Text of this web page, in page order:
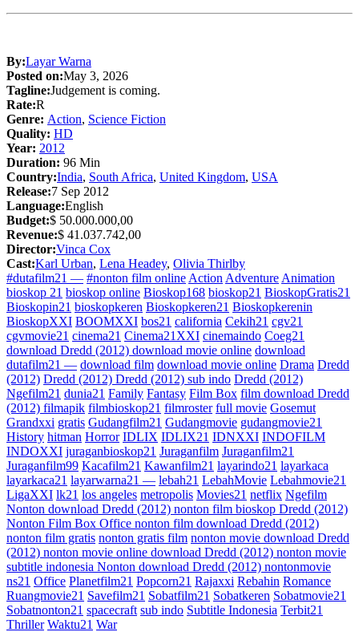
By:Layar Warna
Posted on:May 3, 2026
Tagline:Judgement is coming.
Rate:R
Genre: Action, Science Fiction
Quality: HD
Year: 2012
Duration: 96 Min
Country:India, South Africa, United Kingdom, USA
Release:7 Sep 2012
Language:English
Budget:$ 50.000.000,00
Revenue:$ 41.037.742,00
Director:Vinca Cox
Cast:Karl Urban, Lena Headey, Olivia Thirlby
#dutafilm21 — #nonton film online Action Adventure Animation
bioskop 21 bioskop online Bioskop168 bioskop21 BioskopGratis21
Bioskopin21 bioskopkeren Bioskopkeren21 Bioskopkerenin
BioskopXXI BOOMXXI bos21 california Cekih21 cgv21
cgvmovie21 cinema21 Cinema21XXI cinemaindo Coeg21
download Dredd (2012) download movie online download
dutafilm21 — download film download movie online Drama Dredd
(2012) Dredd (2012) Dredd (2012) sub indo Dredd (2012)
Ngefilm21 dunia21 Family Fantasy Film Box film download Dredd
(2012) filmapik filmbioskop21 filmroster full movie Gosemut
Grandxxi gratis Gudangfilm21 Gudangmovie gudangmovie21
History hitman Horror IDLIX IDLIX21 IDNXXI INDOFILM
INDOXXI juraganbioskop21 Juraganfilm Juraganfilm21
Juraganfilm99 Kacafilm21 Kawanfilm21 layarindo21 layarkaca
layarkaca21 layarwarna21 — lebah21 LebahMovie Lebahmovie21
LigaXXI lk21 los angeles metropolis Movies21 netflix Ngefilm
Nonton download Dredd (2012) nonton film bioskop Dredd (2012)
Nonton Film Box Office nonton film download Dredd (2012)
nonton film gratis nonton gratis film nonton movie download Dredd
(2012) nonton movie online download Dredd (2012) nonton movie
subtitle indonesia Nonton download Dredd (2012) nontonmovie
ns21 Office Planetfilm21 Popcorn21 Rajaxxi Rebahin Romance
Ruangmovie21 Savefilm21 Sobatfilm21 Sobatkeren Sobatmovie21
Sobatnonton21 spacecraft sub indo Subtitle Indonesia Terbit21
Thriller Waktu21 War